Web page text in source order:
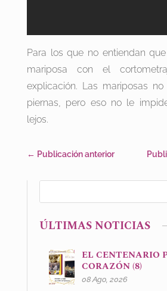
Para los que no entiendan
mariposa con el
explicación. Las mariposas
piernas, pero eso no le
lejos.
← Publicación anterior
ÚLTIMAS NOTICIAS
EL CENTENARIO
CORAZÓN (8)
08 Ago, 2026